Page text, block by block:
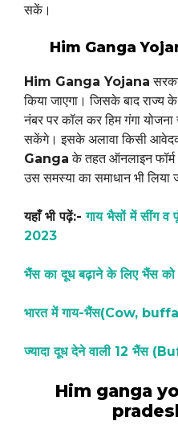
सकें।
Him Ganga
Him Ganga Yojana
किया जाएगा। जिसके बाद राज्य
नंबर पर कॉल कर हिम गंगा
सकेंगे। इसके अलावा किसी
Ganga के तहत ऑनलाइन
उस समस्या का समाधान भी लिया
यहाँ भी पढ़ें:-गाय भैसों में सींग व
2023
भैंस का दूध बढ़ाने के लिए भैंस को
भारत में गाय-भैंस(Cow,
ज्यादा दूध देने वाली 12 भैंस
Him ganga